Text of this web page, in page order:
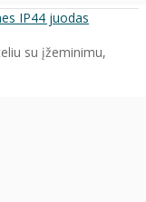
IP44 juodas
su įžeminimu,